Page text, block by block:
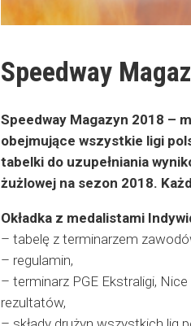
Speedway
Speedway Magazyn 2018 –
obejmujące wszystkie ligi
tabelki do uzupełniania
żużlowej na sezon 2018.
Okładka z medalistami
– tabelę z terminarzem
– regulamin,
– terminarz PGE Ekstraligi,
rezultatów,